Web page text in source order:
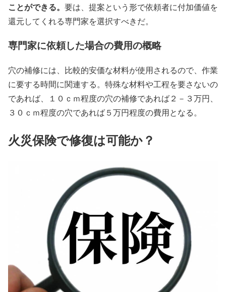
ことができる。 要は、提案という形で依頼者に付加価値を
還元してくれる専門家を選択すべきだ。
専門家に依頼した場合の費用の概略
穴の補修には、比較的安価な材料が使用されるので、作業
に要する時間に関連する。特殊な材料や工程を要さないの
であれば、１０ｃｍ程度の穴の補修であれば２－３万円、
３０ｃｍ程度の穴であれば５万円程度の費用となる。
火災保険で修復は可能か？